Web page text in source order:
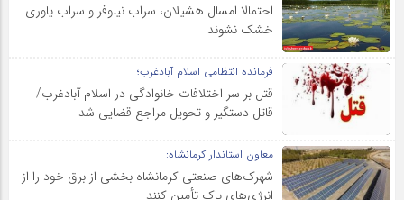
احتمالا امسال هشیلان، سراب نیلوفر و سراب یاوری
خشک نشوند
فرمانده انتظامی اسلام آبادغرب؛
قتل بر سر اختلافات خانوادگی در اسلام آبادغرب/
قاتل دستگیر و تحویل مراجع قضایی شد
معاون استاندار کرمانشاه:
شهرک‌های صنعتی کرمانشاه بخشی از برق خود را از
انرژی‌های پاک تأمین کنند